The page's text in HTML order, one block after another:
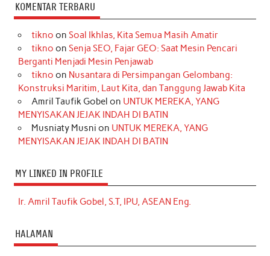
KOMENTAR TERBARU
tikno on Soal Ikhlas, Kita Semua Masih Amatir
tikno on Senja SEO, Fajar GEO: Saat Mesin Pencari
Berganti Menjadi Mesin Penjawab
tikno on Nusantara di Persimpangan Gelombang:
Konstruksi Maritim, Laut Kita, dan Tanggung Jawab Kita
Amril Taufik Gobel on UNTUK MEREKA, YANG
MENYISAKAN JEJAK INDAH DI BATIN
Musniaty Musni on UNTUK MEREKA, YANG
MENYISAKAN JEJAK INDAH DI BATIN
MY LINKED IN PROFILE
Ir. Amril Taufik Gobel, S.T, IPU, ASEAN Eng.
HALAMAN